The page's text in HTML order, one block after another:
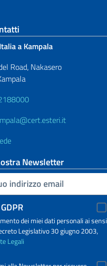
footer
a Kampala
Road, Nakasero
Newsletter
dei miei dati personali ai sensi
Legislativo 30 giugno 2003,
Legali